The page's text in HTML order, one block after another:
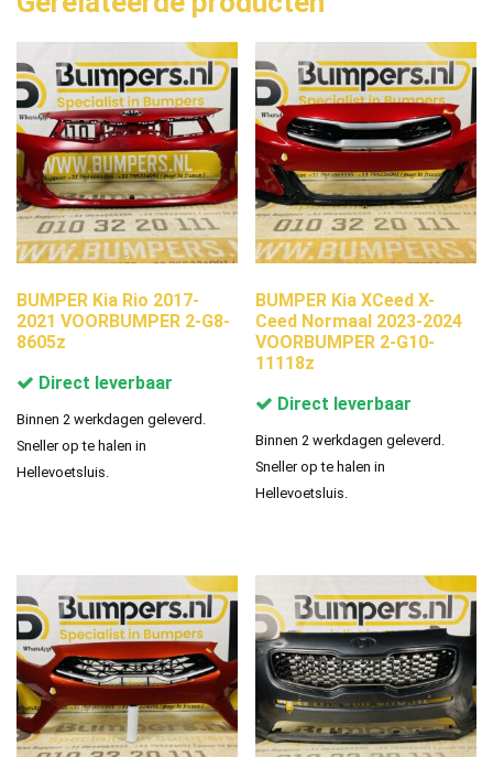
BUMPER Kia Rio 2017-
2021 VOORBUMPER 2-G8-
8605z
Direct leverbaar
Binnen 2 werkdagen geleverd.
Sneller op te halen in
Hellevoetsluis.
BUMPER Kia XCeed X-
Ceed Normaal 2023-2024
VOORBUMPER 2-G10-
11118z
Direct leverbaar
Binnen 2 werkdagen geleverd.
Sneller op te halen in
Hellevoetsluis.